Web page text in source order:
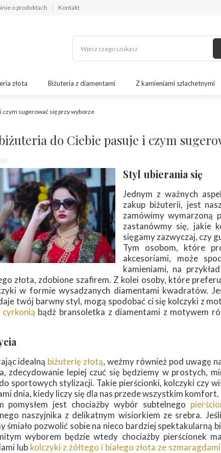
o produktach Kontakt
złota Biżuteria z diamentami Z kamieniami szlachetnymi
czym sugerować się przy wyborze
do Ciebie pasuje i czym
Styl ubierania się
Jednym z ważnych
zakup biżuterii, jest
zamówimy wymarzoną
zastanówmy się, jakie
sięgamy zazwyczaj, czy
Tym osobom, które
akcesoriami, może
kamieniami, na
złota, zdobione szafirem. Z kolei osoby, które
w formie wysadzanych diamentami kwadratów.
twój barwny styl, mogą spodobać ci się kolczyki z
cyrkonią bądź bransoletka z diamentami z motywem
idealną biżuterię złotą, weźmy również pod uwagę
zdecydowanie lepiej czuć się będziemy w prostych,
sportowych stylizacji. Takie pierścionki, kolczyki czy
dnia, kiedy liczy się dla nas przede wszystkim komfort.
pomysłem jest chociażby wybór subtelnego
naszyjnika z delikatnym wisiorkiem ze srebra.
śmiało pozwolić sobie na nieco bardziej spektakularną
wyborem będzie wtedy chociażby pierścionek
lub kolczyki z żółtego i białego złota ze